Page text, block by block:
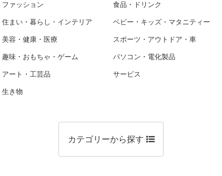
ファッション 食品・ドリンク
住まい・暮らし・インテリア ベビー・キッズ・マタニティー
美容・健康・医療 スポーツ・アウトドア・車
趣味・おもちゃ・ゲーム パソコン・電化製品
アート・工芸品 サービス
生き物
カテゴリーから探す